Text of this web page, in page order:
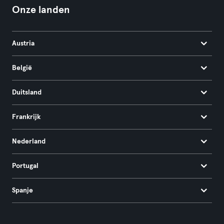
Onze landen
Austria
België
Duitsland
Frankrijk
Nederland
Portugal
Spanje